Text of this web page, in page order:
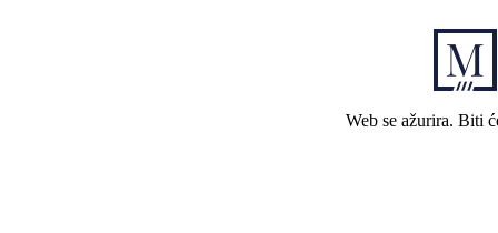
Web se ažurira. Biti